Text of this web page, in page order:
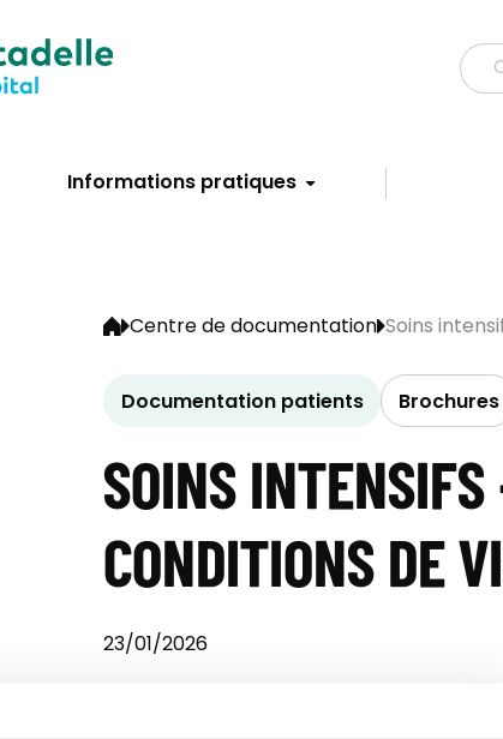
Informations pratiques
Centre de documentation Soins
Documentation patients Brochures
SOINS
CONDITIONS DE
23/01/2026